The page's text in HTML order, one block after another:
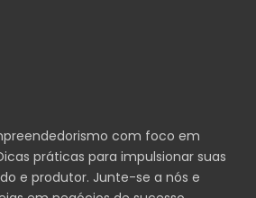
com foco em
práticas para impulsionar suas
e produtor. Junte-se a nós e